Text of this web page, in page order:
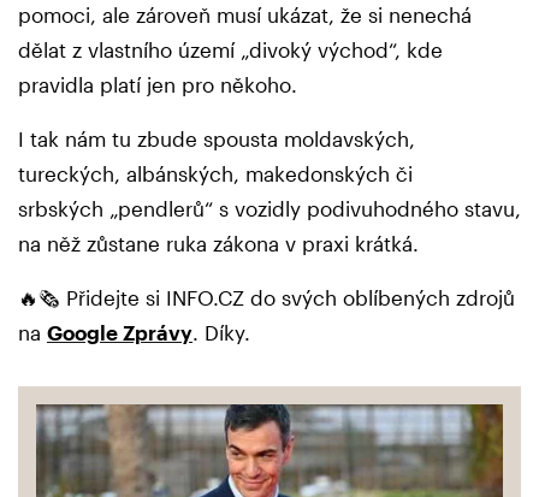
pomoci, ale zároveň musí ukázat, že si nenechá
dělat z vlastního území „divoký východ“, kde
pravidla platí jen pro někoho.
I tak nám tu zbude spousta moldavských,
tureckých, albánských, makedonských či
srbských „pendlerů“ s vozidly podivuhodného stavu,
na něž zůstane ruka zákona v praxi krátká.
🔥🗞️ Přidejte si INFO.CZ do svých oblíbených zdrojů
na Google Zprávy . Díky.